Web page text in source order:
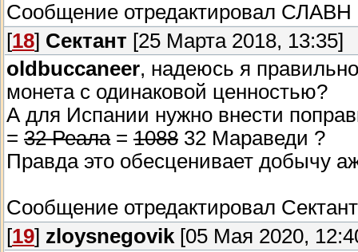
Сообщение отредактировал СЛАВН
[18] Сектант [25 Марта 2018, 13:35]
oldbuccaneer, надеюсь я
монета с одинаковой ценностью?
А для Испании нужно внести
= 32 Реала= 1088 32 Мараведи ?
Правда это обесценивает добычу
Сообщение отредактировал Сектант
[19] zloysnegovik [05 Мая 2020,